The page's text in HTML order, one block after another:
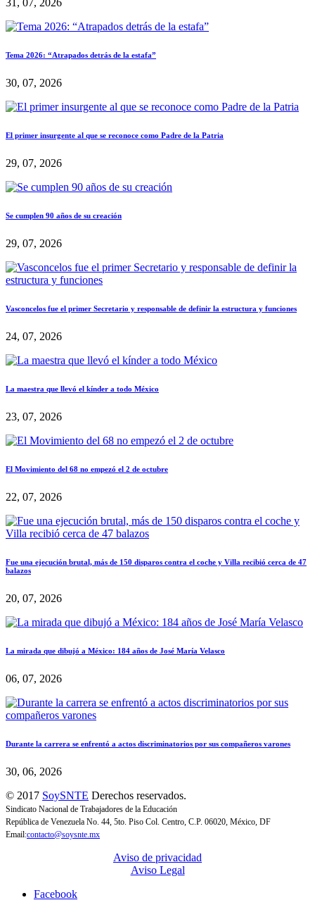
31, 07, 2026
Tema 2026: “Atrapados detrás de la estafa”
30, 07, 2026
El primer insurgente al que se reconoce como Padre de la Patria
29, 07, 2026
Se cumplen 90 años de su creación
29, 07, 2026
Vasconcelos fue el primer Secretario y responsable de definir la estructura y funciones
24, 07, 2026
La maestra que llevó el kínder a todo México
23, 07, 2026
El Movimiento del 68 no empezó el 2 de octubre
22, 07, 2026
Fue una ejecución brutal, más de 150 disparos contra el coche y Villa recibió cerca de 47
balazos
20, 07, 2026
La mirada que dibujó a México: 184 años de José María Velasco
06, 07, 2026
Durante la carrera se enfrentó a actos discriminatorios por sus compañeros varones
30, 06, 2026
© 2017 SoySNTE Derechos reservados.
Sindicato Nacional de Trabajadores de la Educación
República de Venezuela No. 44, 5to. Piso Col. Centro, C.P. 06020, México, DF
Email:contacto@soysnte.mx
Aviso de privacidad
Aviso Legal
Facebook